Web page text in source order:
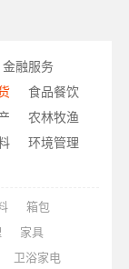
金融服务
食品餐饮
农林牧渔
环境管理
箱包
家具
卫浴家电